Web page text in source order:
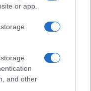
or app.
and other